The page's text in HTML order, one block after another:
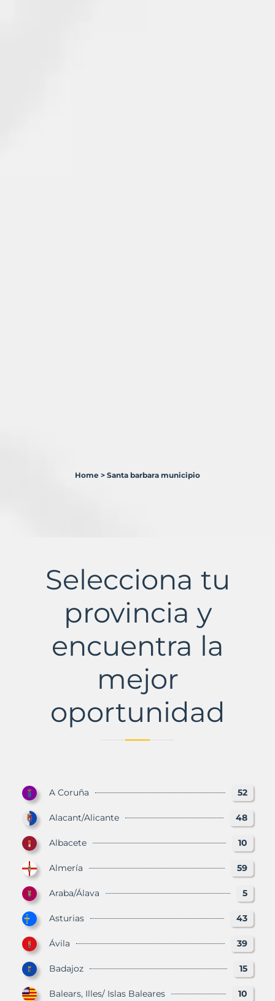
Murbalands
Home > Santa barbara municipio
Selecciona tu
provincia y
encuentra la
mejor
oportunidad
A Coruña 52
Alacant/Alicante 48
Albacete 10
Almería 59
Araba/Álava 5
Asturias 43
Ávila 39
Badajoz 15
Balears, Illes/ Islas Baleares 10